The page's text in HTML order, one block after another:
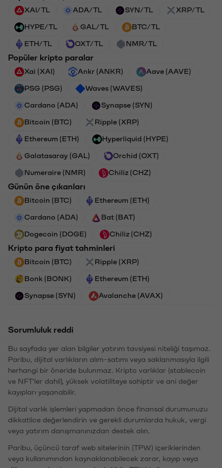
XAI/TL ADA/TL SYN/TL XRP/TL
HYPE/TL GAL/TL BTC/TL
ETH/TL OXT/TL NMR/TL
Popüler kripto paralar
Xai (XAI) Ankr (ANKR) Aave (AAVE)
PSG (PSG) Waves (WAVES)
Cardano (ADA) Synapse (SYN)
Bitcoin (BTC) Ripple (XRP)
Ethereum (ETH) Hyperliquid (HYPE)
Galatasaray (GAL) Orchid (OXT)
Numeraire (NMR) Chiliz (CHZ)
Günün öne çıkanları
Bitcoin (BTC) Ethereum (ETH)
Cardano (ADA) Bat (BAT)
Dogecoin (DOGE) Chiliz (CHZ)
Kripto para fiyat tahminleri
Bitcoin (BTC) Ripple (XRP)
Bonk (BONK) Ethereum (ETH)
Synapse (SYN) Avalanche (AVAX)
Sorumluluk reddi
Bu sayfada yer alan bilgiler yatırım tavsiyesi niteliği taşımaz.
Paribu, dijital varlıkların alım-satımı veya saklanmasıyla ilgili
herhangi bir öneride bulunmaz. Kripto varlıklar (stablecoin
ve NFT'ler dahil), yüksek volatiliteye sahiptir ve ani değer
kayıpları yaşanabilir.
Dijital varlık işlemleri yapmadan önce finansal durumunuzu
dikkatlice değerlendirin ve gerekli durumlarda hukuk, vergi
veya yatırım danışmanınızdan destek alın.
Paribu, üçüncü taraf web sitelerinin (TPW) içeriklerinden
veya kullanımından kaynaklanabilecek zarar, kayıp veya